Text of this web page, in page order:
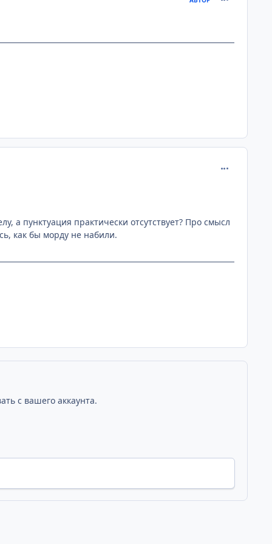
а пунктуация практически отсутствует? Про смысл
как бы морду не набили.
с вашего аккаунта.